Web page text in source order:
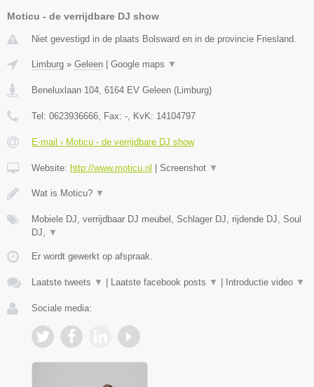
Moticu - de verrijdbare DJ show
Niet gevestigd in de plaats Bolsward en in de provincie Friesland.
Limburg » Geleen Google maps ▼
Beneluxlaan 104, 6164 EV Geleen (Limburg)
Tel: 0623936666, Fax: -, KvK: 14104797
E-mail › Moticu - de verrijdbare DJ show
Website: http://www.moticu.nl Screenshot ▼
Wat is Moticu? ▼
Mobiele DJ, verrijdbaar DJ meubel, Schlager DJ, rijdende DJ, Soul
DJ, ▼
Er wordt gewerkt op afspraak.
Laatste tweets ▼ Laatste facebook posts ▼ Introductie video ▼
Sociale media: